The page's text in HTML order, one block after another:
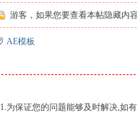
游客，如果您要查看本帖隐藏内
AE模板
1.为保证您的问题能够及时解决,如